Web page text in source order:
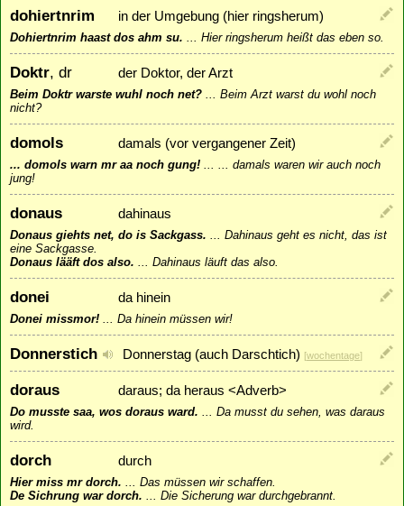
dohiertnrim in der Umgebung (hier ringsherum)
Dohiertnrim haast dos ahm su. Hier ringsherum heißt das eben so.
Doktr, dr der Doktor, der Arzt
Beim Doktr warste wuhl noch net?
Beim Arzt warst du wohl noch
nicht?
domols damals (vor vergangener Zeit)
... domols warn mr aa noch gung!
... damals waren wir auch noch
jung!
donaus dahinaus
Donaus giehts net, do is Sackgass.
Dahinaus geht es nicht, das ist
eine Sackgasse.
Donaus lääft dos also.
Dahinaus läuft das also.
donei da hinein
Donei missmor! Da hinein müssen wir!
Donnerstich Donnerstag (auch Darschtich) [wochentage]
doraus daraus; da heraus <Adverb>
Do musste saa, wos doraus ward.
Da musst du sehen, was daraus
wird.
dorch durch
Hier miss mr dorch.
Das müssen wir schaffen.
De Sichrung war dorch.
Die Sicherung war durchgebrannt.